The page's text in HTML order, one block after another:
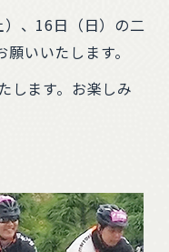
、16日（日）の二
いいたします。
ます。お楽しみ